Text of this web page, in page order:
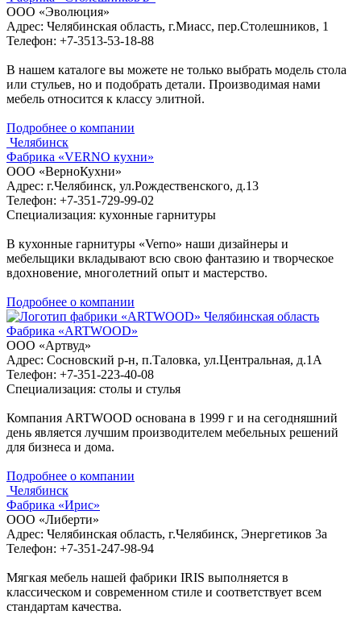
ООО «Эволюция»
Адрес: Челябинская область, г.Миасс, пер.Столешников, 1
Телефон: +7-3513-53-18-88
В нашем каталоге вы можете не только выбрать модель стола
или стульев, но и подобрать детали. Производимая нами
мебель относится к классу элитной.
Подробнее о компании
Челябинск
Фабрика «VERNO кухни»
ООО «ВерноКухни»
Адрес: г.Челябинск, ул.Рождественского, д.13
Телефон: +7-351-729-99-02
Специализация: кухонные гарнитуры
В кухонные гарнитуры «Verno» наши дизайнеры и
мебельщики вкладывают всю свою фантазию и творческое
вдохновение, многолетний опыт и мастерство.
Подробнее о компании
Челябинская область
Фабрика «ARTWOOD»
ООО «Артвуд»
Адрес: Сосновский р-н, п.Таловка, ул.Центральная, д.1А
Телефон: +7-351-223-40-08
Специализация: столы и стулья
Компания ARTWOOD основана в 1999 г и на сегодняшний
день является лучшим производителем мебельных решений
для бизнеса и дома.
Подробнее о компании
Челябинск
Фабрика «Ирис»
ООО «Либерти»
Адрес: Челябинская область, г.Челябинск, Энергетиков 3а
Телефон: +7-351-247-98-94
Мягкая мебель нашей фабрики IRIS выполняется в
классическом и современном стиле и соответствует всем
стандартам качества.